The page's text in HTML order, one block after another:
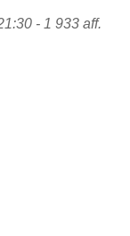
- 1 933 aff.